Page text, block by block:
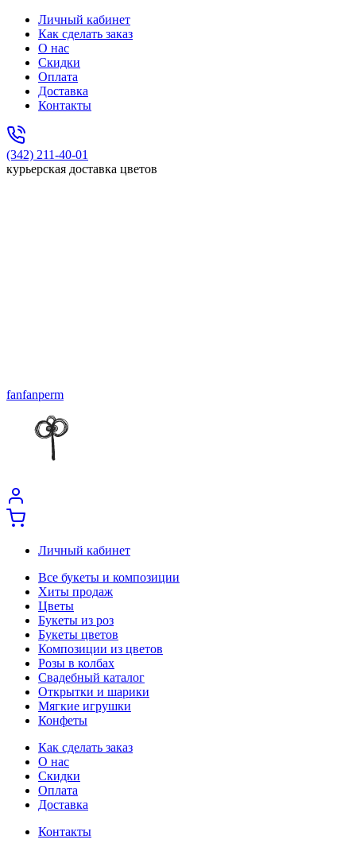
Личный кабинет
Как сделать заказ
О нас
Скидки
Оплата
Доставка
Контакты
(342) 211-40-01
курьерская доставка цветов
fanfanperm
Личный кабинет
Все букеты и композиции
Хиты продаж
Цветы
Букеты из роз
Букеты цветов
Композиции из цветов
Розы в колбах
Свадебный каталог
Открытки и шарики
Мягкие игрушки
Конфеты
Как сделать заказ
О нас
Скидки
Оплата
Доставка
Контакты